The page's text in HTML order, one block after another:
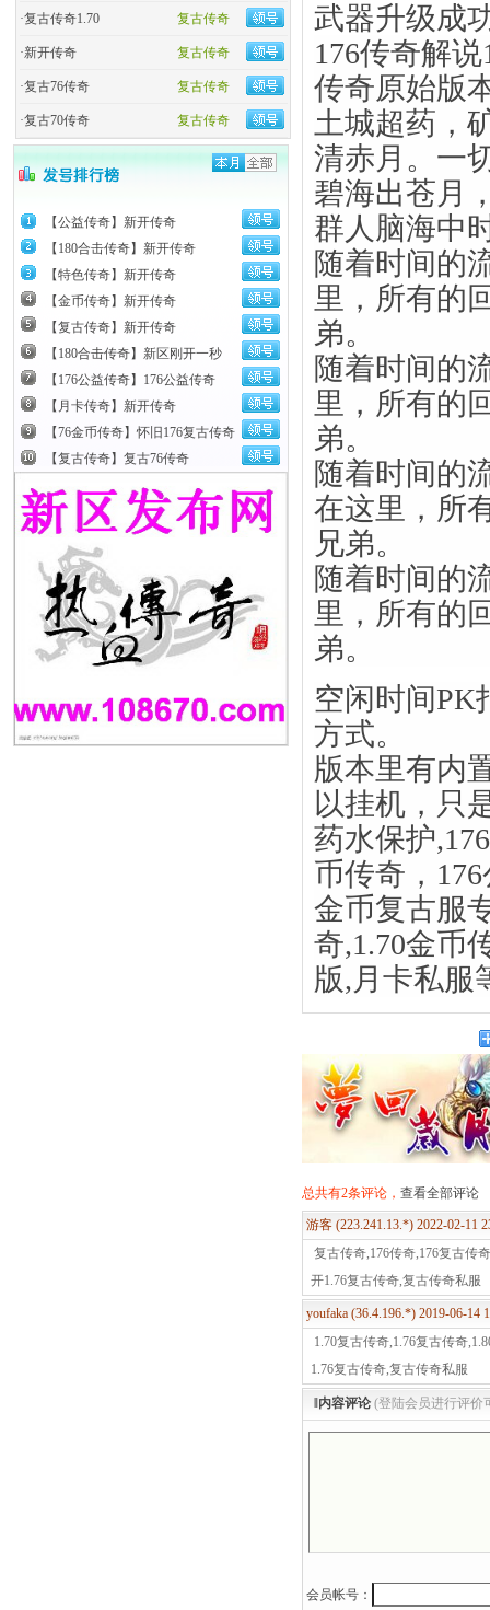
复古传奇
·复古传奇1.70
复古传奇
·新开传奇
复古传奇
·复古76传奇
复古传奇
·复古70传奇
【公益传奇】新开传奇
【180合击传奇】新开传奇
【特色传奇】新开传奇
【金币传奇】新开传奇
【复古传奇】新开传奇
【180合击传奇】新区刚开一秒
【176公益传奇】176公益传奇
【月卡传奇】新开传奇
【76金币传奇】怀旧176复古传奇
【复古传奇】复古76传奇
武器升级成
176传奇解
传奇原始版
土城超药，
清赤月。一
碧海出苍月
群人脑海中
随着时间的
里，所有的
弟。
随着时间的
里，所有的
弟。
随着时间的
在这里，所
兄弟。
随着时间的
里，所有的
弟。
空闲时间PK
方式。
版本里有内
以挂机，只
药水保护
币传奇，
金币复古服
奇,1.70金币
版,月卡私服
总共有2条评论， 查看全部评论
游客 (223.241.13.*) 2022-02-11
复古传奇,176传奇,176复古传
开1.76复古传奇,复古传奇私服
youfaka (36.4.196.*) 2019-06-14
1.70复古传奇,1.76复古传奇
1.76复古传奇,复古传奇私服
‖内容评论 (登陆会员进行评价
会员帐号：